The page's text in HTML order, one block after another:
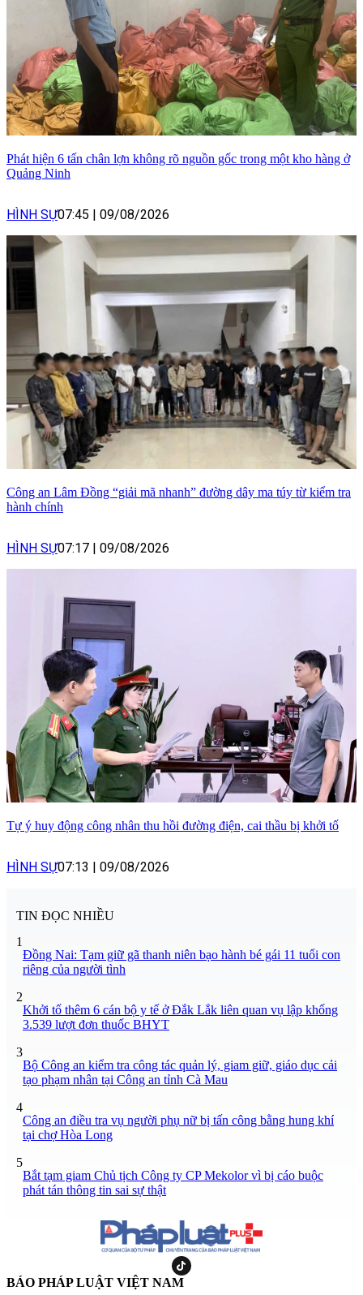
Phát hiện 6 tấn chân lợn không rõ nguồn gốc trong một kho hàng ở
Quảng Ninh
HÌNH SỰ07:45 09/08/2026
Công an Lâm Đồng “giải mã nhanh” đường dây ma túy từ kiểm tra
hành chính
HÌNH SỰ07:17 09/08/2026
Tự ý huy động công nhân thu hồi đường điện, cai thầu bị khởi tố
HÌNH SỰ07:13 09/08/2026
TIN ĐỌC NHIỀU
1
Đồng Nai: Tạm giữ gã thanh niên bạo hành bé gái 11 tuổi con
riêng của người tình
2
Khởi tố thêm 6 cán bộ y tế ở Đắk Lắk liên quan vụ lập khống
3.539 lượt đơn thuốc BHYT
3
Bộ Công an kiểm tra công tác quản lý, giam giữ, giáo dục cải
tạo phạm nhân tại Công an tỉnh Cà Mau
4
Công an điều tra vụ người phụ nữ bị tấn công bằng hung khí
tại chợ Hòa Long
5
Bắt tạm giam Chủ tịch Công ty CP Mekolor vì bị cáo buộc
phát tán thông tin sai sự thật
BÁO PHÁP LUẬT VIỆT NAM